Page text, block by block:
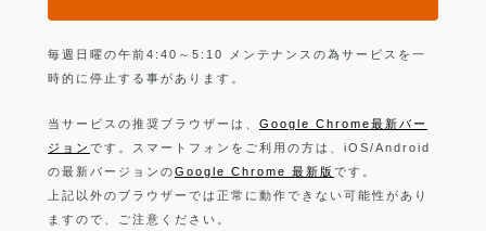
毎週日曜の午前4:40～5:10 メンテナンスの為サービスを一
時的に停止する事があります。
当サービスの推奨ブラウザーは、 Google Chrome最新バー
ジョン です。スマートフォンをご利用の方は、iOS/Android
の最新バージョンのGoogle Chrome 最新版 です。
上記以外のブラウザーでは正常に動作できない可能性があり
ますので、ご注意ください。